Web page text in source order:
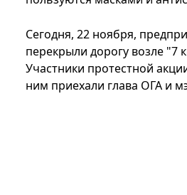
Сегодня, 22 ноября,
перекрыли дорогу возле "7
Участники протестной
ним приехали глава ОГА и